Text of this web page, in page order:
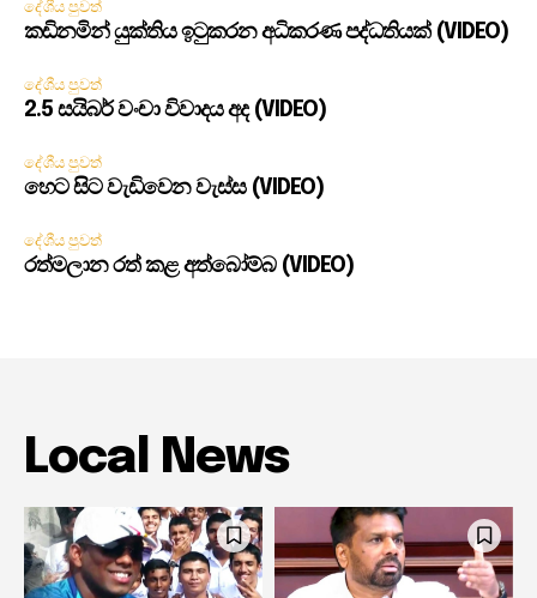
දේශීය පුවත්
කඩිනමින් යුක්තිය ඉටුකරන අධිකරණ පද්ධතියක් (VIDEO)
දේශීය පුවත්
2.5 සයිබර් වංචා විවාදය අද (VIDEO)
දේශීය පුවත්
හෙට සිට වැඩිවෙන වැස්ස (VIDEO)
දේශීය පුවත්
රත්මලාන රත් කළ අත්බෝම්බ (VIDEO)
Local News